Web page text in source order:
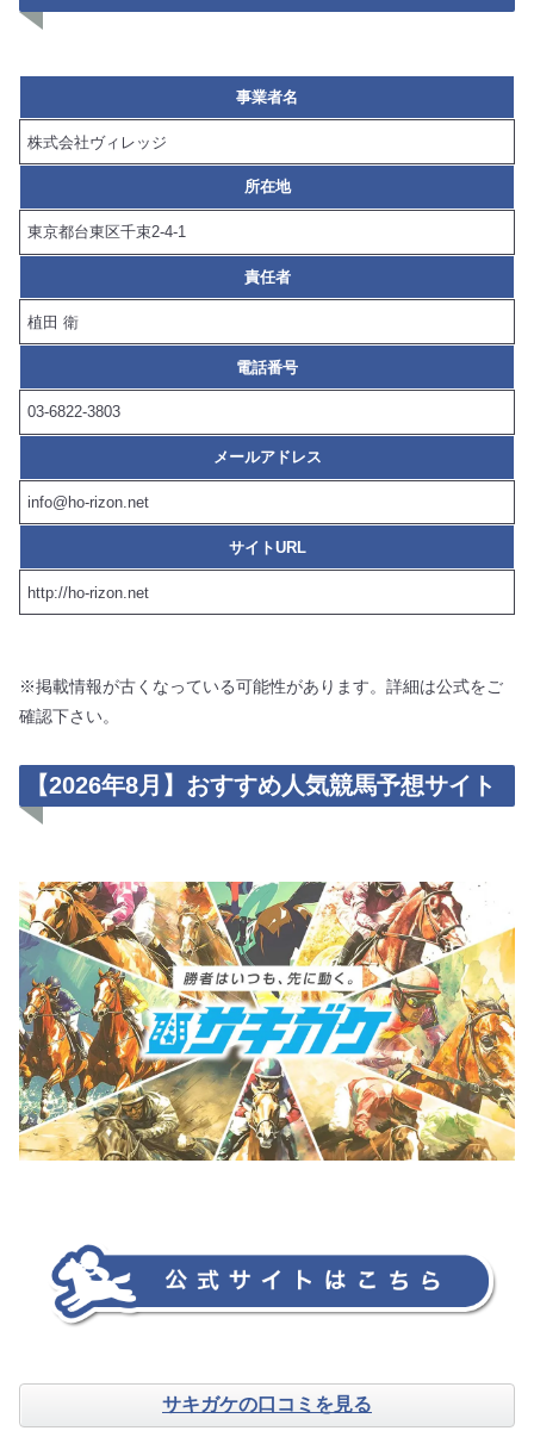
事業者名
株式会社ヴィレッジ
所在地
東京都台東区千束2-4-1
責任者
植田 衛
電話番号
03-6822-3803
メールアドレス
info@ho-rizon.net
サイトURL
http://ho-rizon.net
※掲載情報が古くなっている可能性があります。詳細は公式をご
確認下さい。
【2026年8月】おすすめ人気競馬予想サイト
サキガケの口コミを見る